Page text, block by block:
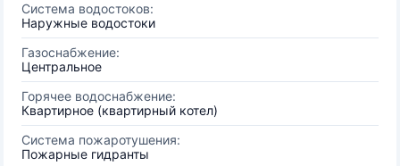
Система водостоков:
Наружные водостоки
Газоснабжение:
Центральное
Горячее водоснабжение:
Квартирное (квартирный котел)
Система пожаротушения:
Пожарные гидранты